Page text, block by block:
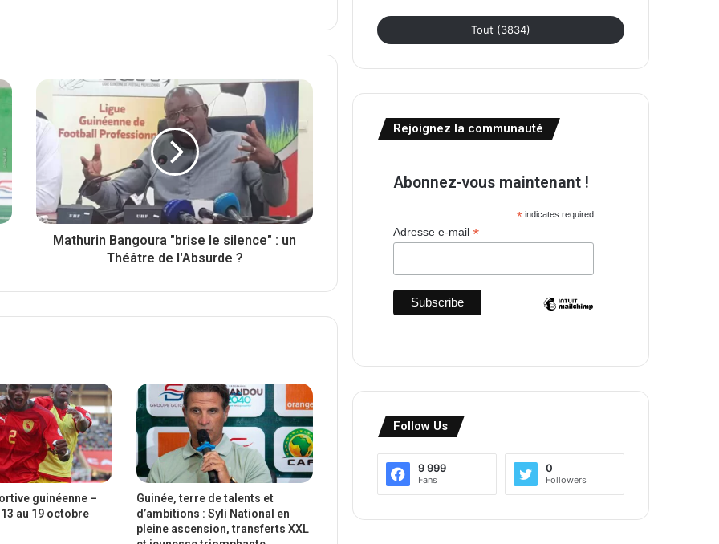
Mathurin Bangoura "brise le silence" : un
Théâtre de l'Absurde ?
guinéenne –
au 19 octobre
Guinée, terre de talents et
d’ambitions : Syli National en
pleine ascension, transferts XXL
Tout (3834)
Rejoignez la communauté
Abonnez-vous maintenant !
*indicates required
Adresse e-mail*
Follow Us
9 999
Fans
0
Followers